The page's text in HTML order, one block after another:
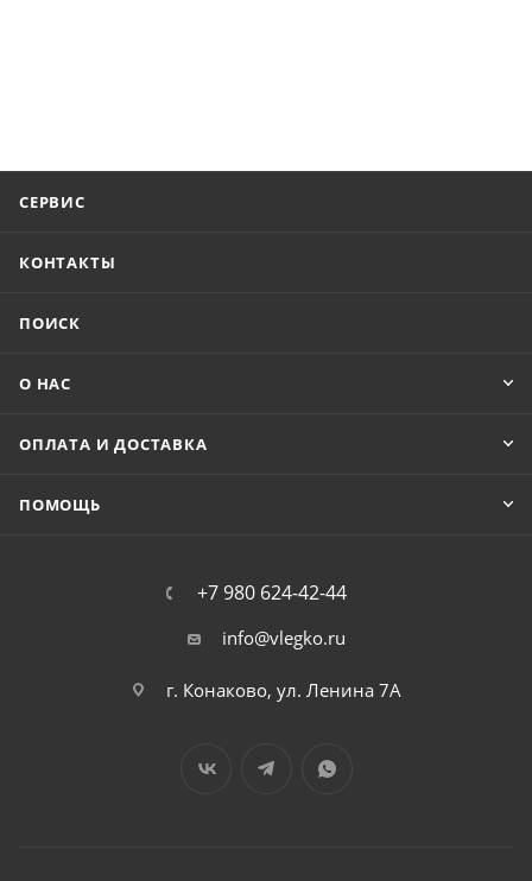
СЕРВИС
КОНТАКТЫ
ПОИСК
О НАС
ОПЛАТА И ДОСТАВКА
ПОМОЩЬ
+7 980 624-42-44
info@vlegko.ru
г. Конаково, ул. Ленина 7А